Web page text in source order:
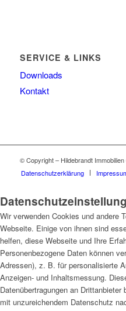
SERVICE & LINKS
Downloads
Kontakt
© Copyright – Hildebrandt Immobilien
Datenschutzerklärung
Wir verwenden Cookies und andere
Webseite. Einige von ihnen sind
helfen, diese Webseite und Ihre
Personenbezogene Daten können
Adressen), z. B. für personalisierte
Anzeigen- und Inhaltsmessung.
Datenübertragungen an Drittanbieter
mit unzureichendem Datenschutz